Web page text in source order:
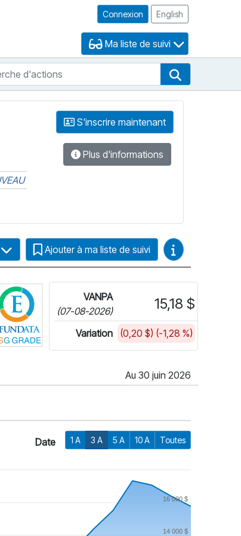
Connexion English
Ma liste de suivi
FNBd'actions
S'inscrire maintenant
Plus d'informations
Ajouter à ma liste de suivi Guides vidéo
pour plus d'informations sur FundGrade de Fundata
Cliquez pour plus d'informations sur la cote
VANPA
(07-08-2026)
15,18 $
Variation (0,20 $) (-1,28 %)
Au 30 juin 2026
Date 1 A 3 A 5 A 10 A Toutes
14 000 $
16 000 $